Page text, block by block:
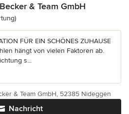
& Team GmbH
5 von 5 Sternen
FÜR EIN SCHÖNES ZUHAUSE
hängt von vielen Faktoren ab.
s...
Nachricht
& Team GmbH, 52385 Nideggen